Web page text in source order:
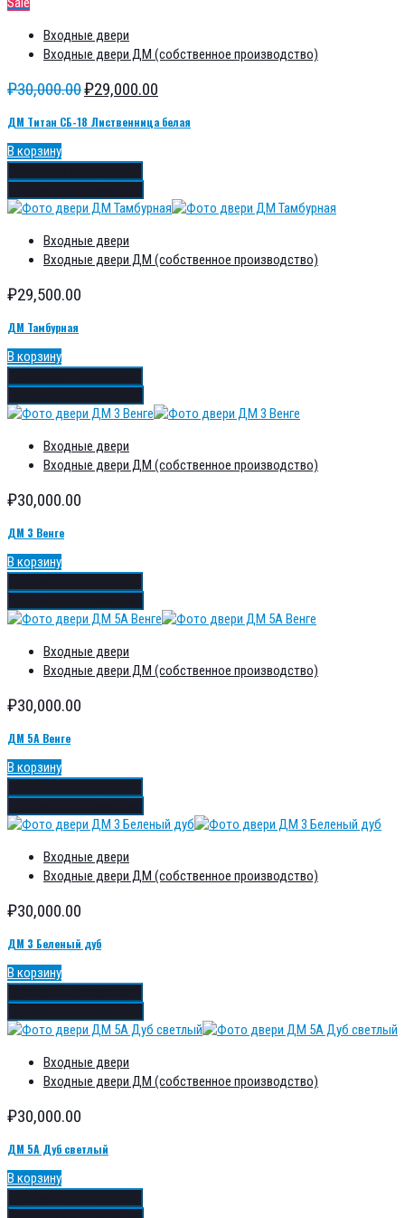
Входные двери
Входные двери ДМ (собственное производство)
₽30,000.00₽29,000.00
ДМ Титан СБ-18 Лиственница белая
В корзину
Входные двери
Входные двери ДМ (собственное производство)
₽29,500.00
ДМ Тамбурная
В корзину
Входные двери
Входные двери ДМ (собственное производство)
₽30,000.00
ДМ 3 Венге
В корзину
Входные двери
Входные двери ДМ (собственное производство)
₽30,000.00
ДМ 5А Венге
В корзину
Входные двери
Входные двери ДМ (собственное производство)
₽30,000.00
ДМ 3 Беленый дуб
В корзину
Входные двери
Входные двери ДМ (собственное производство)
₽30,000.00
ДМ 5А Дуб светлый
В корзину